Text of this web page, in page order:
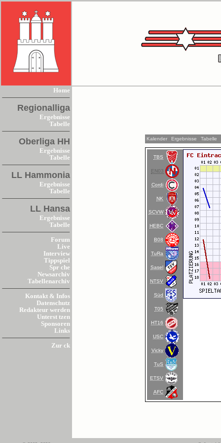
Home
Regionalliga
Ergebnisse
Tabelle
Oberliga HH
Ergebnisse
Tabelle
LL Hammonia
Ergebnisse
Tabelle
LL Hansa
Ergebnisse
Tabelle
Forum
Live
Interview
Tippspiel
Spr che
Newsarchiv
Tabellenarchiv
Kontakt & Infos
Datenschutz
Redakteur werden
Unterst tzen
Sponsoren
Links
Zur ck
Kalender Ergebnisse Tabelle
TBS
EN03
Cordi
NK
SCVW
HEBC
B08
TuRa
Sasel
NTSV
Süd
T05
HT16
USC
Vicky
TuS
ETSV
AFC